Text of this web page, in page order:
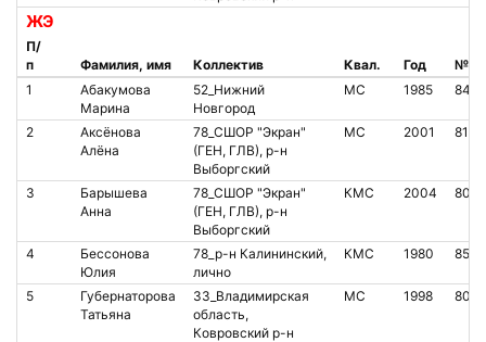
ЖЭ
П/
п
Фамилия, имя Коллектив Квал. Год
№
1
Абакумова
Марина
52_Нижний
Новгород
МС 1985
2
Аксёнова
Алёна
78_СШОР "Экран"
(ГЕН, ГЛВ), р-н
Выборгский
МС 2001
3
Барышева
Анна
78_СШОР "Экран"
(ГЕН, ГЛВ), р-н
Выборгский
КМС 2004
4
Бессонова
Юлия
78_р-н Калининский,
лично
КМС 1980
5
Губернаторова
Татьяна
33_Владимирская
область,
Ковровский р-н
МС 1998